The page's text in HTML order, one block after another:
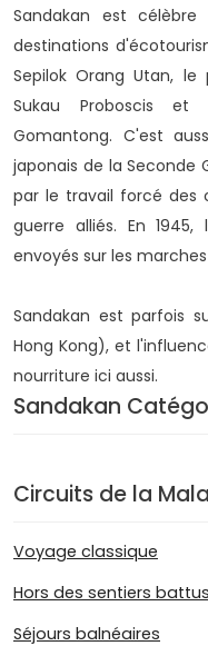
Sandakan est
destinations
Sepilok Orang Utan,
Sukau Proboscis et
Gomantong. C'est
japonais de la Seconde
par le travail forcé des
guerre alliés. En
envoyés sur les
Sandakan est parfois
Hong Kong), et
nourriture ici aussi.
Sandakan
Circuits de la
Voyage classique
Hors des sentiers battus
Séjours balnéaires